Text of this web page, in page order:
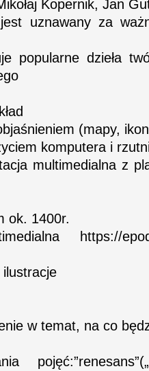
Kopernik, Jan
uznawany za
popularne dzieła
(mapy,
komputera i
multimedialna z
ok. 1400r.
https://
w temat, na co